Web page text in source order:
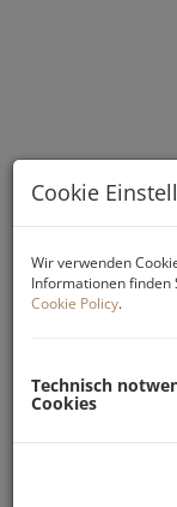
Cookie
Wir verwenden
Informationen finden
Cookie Policy.
Technisch
Cookies